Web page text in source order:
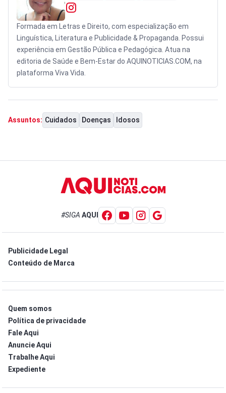
Formada em Letras e Direito, com especialização em
Linguística, Literatura e Publicidade & Propaganda. Possui
experiência em Gestão Pública e Pedagógica. Atua na
editoria de Saúde e Bem-Estar do AQUINOTICIAS.COM, na
plataforma Viva Vida.
Assuntos: Cuidados Doenças Idosos
#SIGA AQUI
Publicidade Legal
Conteúdo de Marca
Quem somos
Política de privacidade
Fale Aqui
Anuncie Aqui
Trabalhe Aqui
Expediente